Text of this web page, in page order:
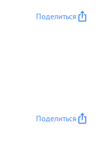
Поделиться
Поделиться